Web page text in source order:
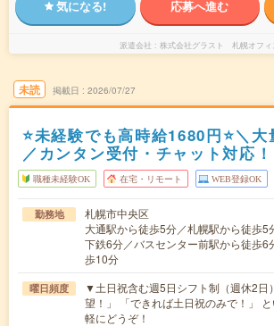
気になる! 応募へ進む
派遣会社 株式会社グラスト 札幌オフィ
未読 掲載日 2026/07/27
⭐未経験でも高時給1680円⭐＼
／カンタン受付・チャット対応！
職種未経験OK 在宅・リモート WEB登録OK
勤務地
札幌市中央区
大通駅から徒歩5分／札幌駅から徒歩5
下鉄6分／バスセンター前駅から徒歩6
歩10分
曜日頻度
▼土日祝含む週5日シフト制（週休2日
望！」 「できれば土日祝のみで！」
軽にどうぞ！